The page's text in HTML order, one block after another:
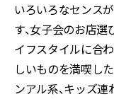
いろいろなセンス
す、女子会のお店選
イフスタイルに合わ
しいものを満喫し
ンアル系、キッズ連